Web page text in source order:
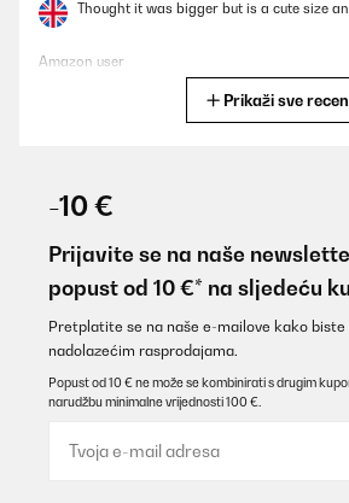
Thought it was bigger but is a cute size
Amazon user
verzió frissítés volt, de ez sajnos nem
oldalon: sörnyitó és ajtó élvédők
kilincseknek sincs sajnos nyoma. Ez így
megtévesztés a vásárlók felé.
Kémenes
Prevedi
Prikaži sve
-10 €
Prijavite se na naše
popust od 10 €* na sljedeću
Pretplatite se na naše e-mailove kako biste
nadolazećim rasprodajama.
Popust od 10 € ne može se kombinirati s drugim
narudžbu minimalne vrijednosti 100 €.